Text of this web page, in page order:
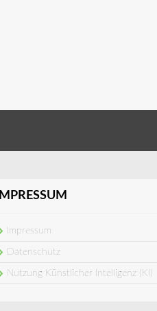
IMPRESSUM
Impressum
Datenschutz
Nutzung Künstlicher Intelligenz (KI)